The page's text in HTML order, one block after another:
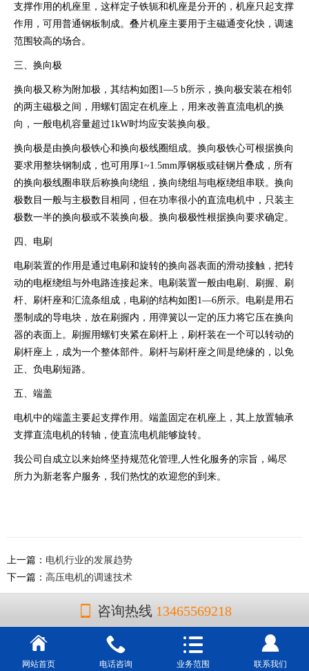
支撑作用的机座里，这样定子铁轭和机座是分开的，机座只起支撑
作用，可用普通钢板制成。叠片机座主要用于主磁通变化快，调速
范围较高的场合。
三、换向极
换向极又称为附加极，其结构如图1—5 b所示，换向极安装在相邻
的两主磁极之间，用螺钉固定在机座上，用来改善直流电机的换
向，一般电机容量超过1kW时均应安装换向极。
换向极是由换向极铁心和换向极线圈组成。换向极铁心可根据换向
要求用整块钢制成，也可用厚1~1.5mm厚钢板或硅钢片叠成，所有
的换向极线圈串联后称换向绕组，换向绕组与电枢绕组串联。换向
极数目一般与主极数目相同，但在功率很小的直流电机中，只装主
极数一半的换向极或不装换向极。换向极极性根据换向要求确定。
四、电刷
电刷装置的作用是通过电刷和旋转的换向器表面的滑动接触，把转
动的电枢绕组与外电路连接起来。电刷装置一般由电刷、刷握、刷
杆、刷杆座和汇流条组成，电刷的结构如图1—6所示。电刷是用石
墨制成的导电块，放在刷握内，用弹簧以一定的压力将它压在换向
器的表面上。刷握用螺钉夹紧在刷杆上，刷杆装在一个可以转动的
刷杆座上，成为一个整体部件。刷杆与刷杆座之间是绝缘的，以免
正、负电刷短路。
五、端盖
电机中的端盖主要起支撑作用。端盖固定在机座上，其上放置轴承
支撑直流电机的转轴，使直流电机能够旋转。
我公司自成立以来始终坚持规范化管理,人性化服务的宗旨，竭尽
所力为新老客户服务，我们热忱的欢迎您的到来。
上一篇： 电机行业的发展趋势
下一篇： 高压电机的调速技术
咨询热线 13465569218
网站首页 电话咨询 业务范围 联系我们